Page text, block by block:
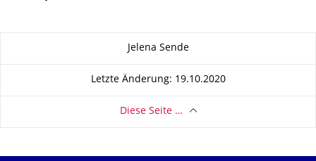
Jelena Sende
Letzte Änderung: 19.10.2020
Diese Seite …